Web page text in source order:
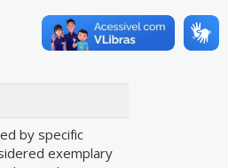
by specific
exemplary